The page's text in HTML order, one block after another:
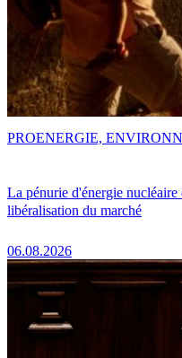
La pénurie d'énergie
libéralisation du marché
06.08.2026
PROENERGIE,